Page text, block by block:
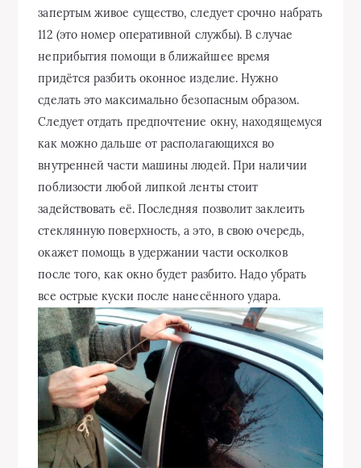
запертым живое существо, следует срочно набрать
112 (это номер оперативной службы). В случае
неприбытия помощи в ближайшее время
придётся разбить оконное изделие. Нужно
сделать это максимально безопасным образом.
Следует отдать предпочтение окну, находящемуся
как можно дальше от располагающихся во
внутренней части машины людей. При наличии
поблизости любой липкой ленты стоит
задействовать её. Последняя позволит заклеить
стеклянную поверхность, а это, в свою очередь,
окажет помощь в удержании части осколков
после того, как окно будет разбито. Надо убрать
все острые куски после нанесённого удара.